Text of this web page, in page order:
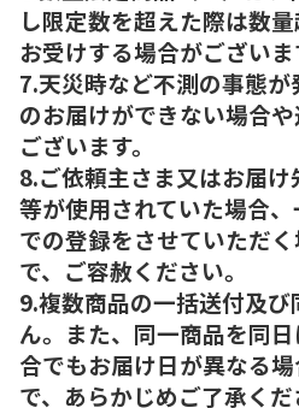
し限定数を超えた際は数
お受けする場合がございま
7.天災時など不測の事態
のお届けができない場合
ございます。
8.ご依頼主さま又はお届
等が使用されていた場合
での登録をさせていただ
で、ご容赦ください。
9.複数商品の一括送付及
ん。また、同一商品を同
合でもお届け日が異なる
で、あらかじめご了承くだ